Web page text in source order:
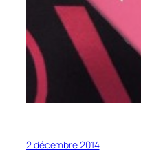
2 décembre 2014